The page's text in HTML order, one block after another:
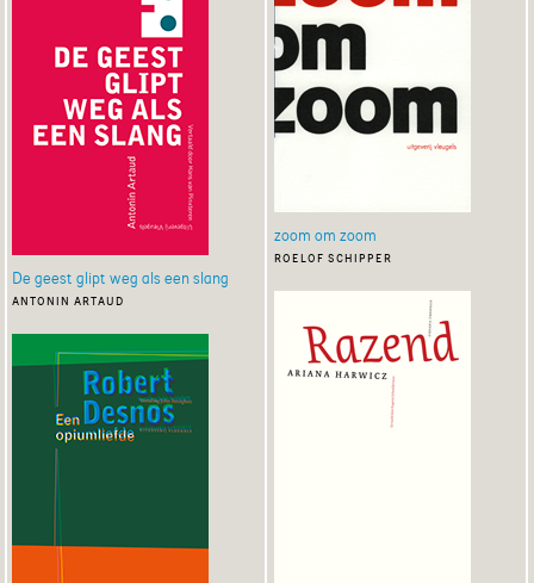
De geest glipt weg als een slang
antonin artaud
zoom om zoom
roelof schipper